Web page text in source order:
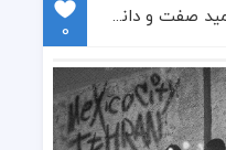
دانلود آهنگ لاتی نو از حمید صفت و دانسور
0